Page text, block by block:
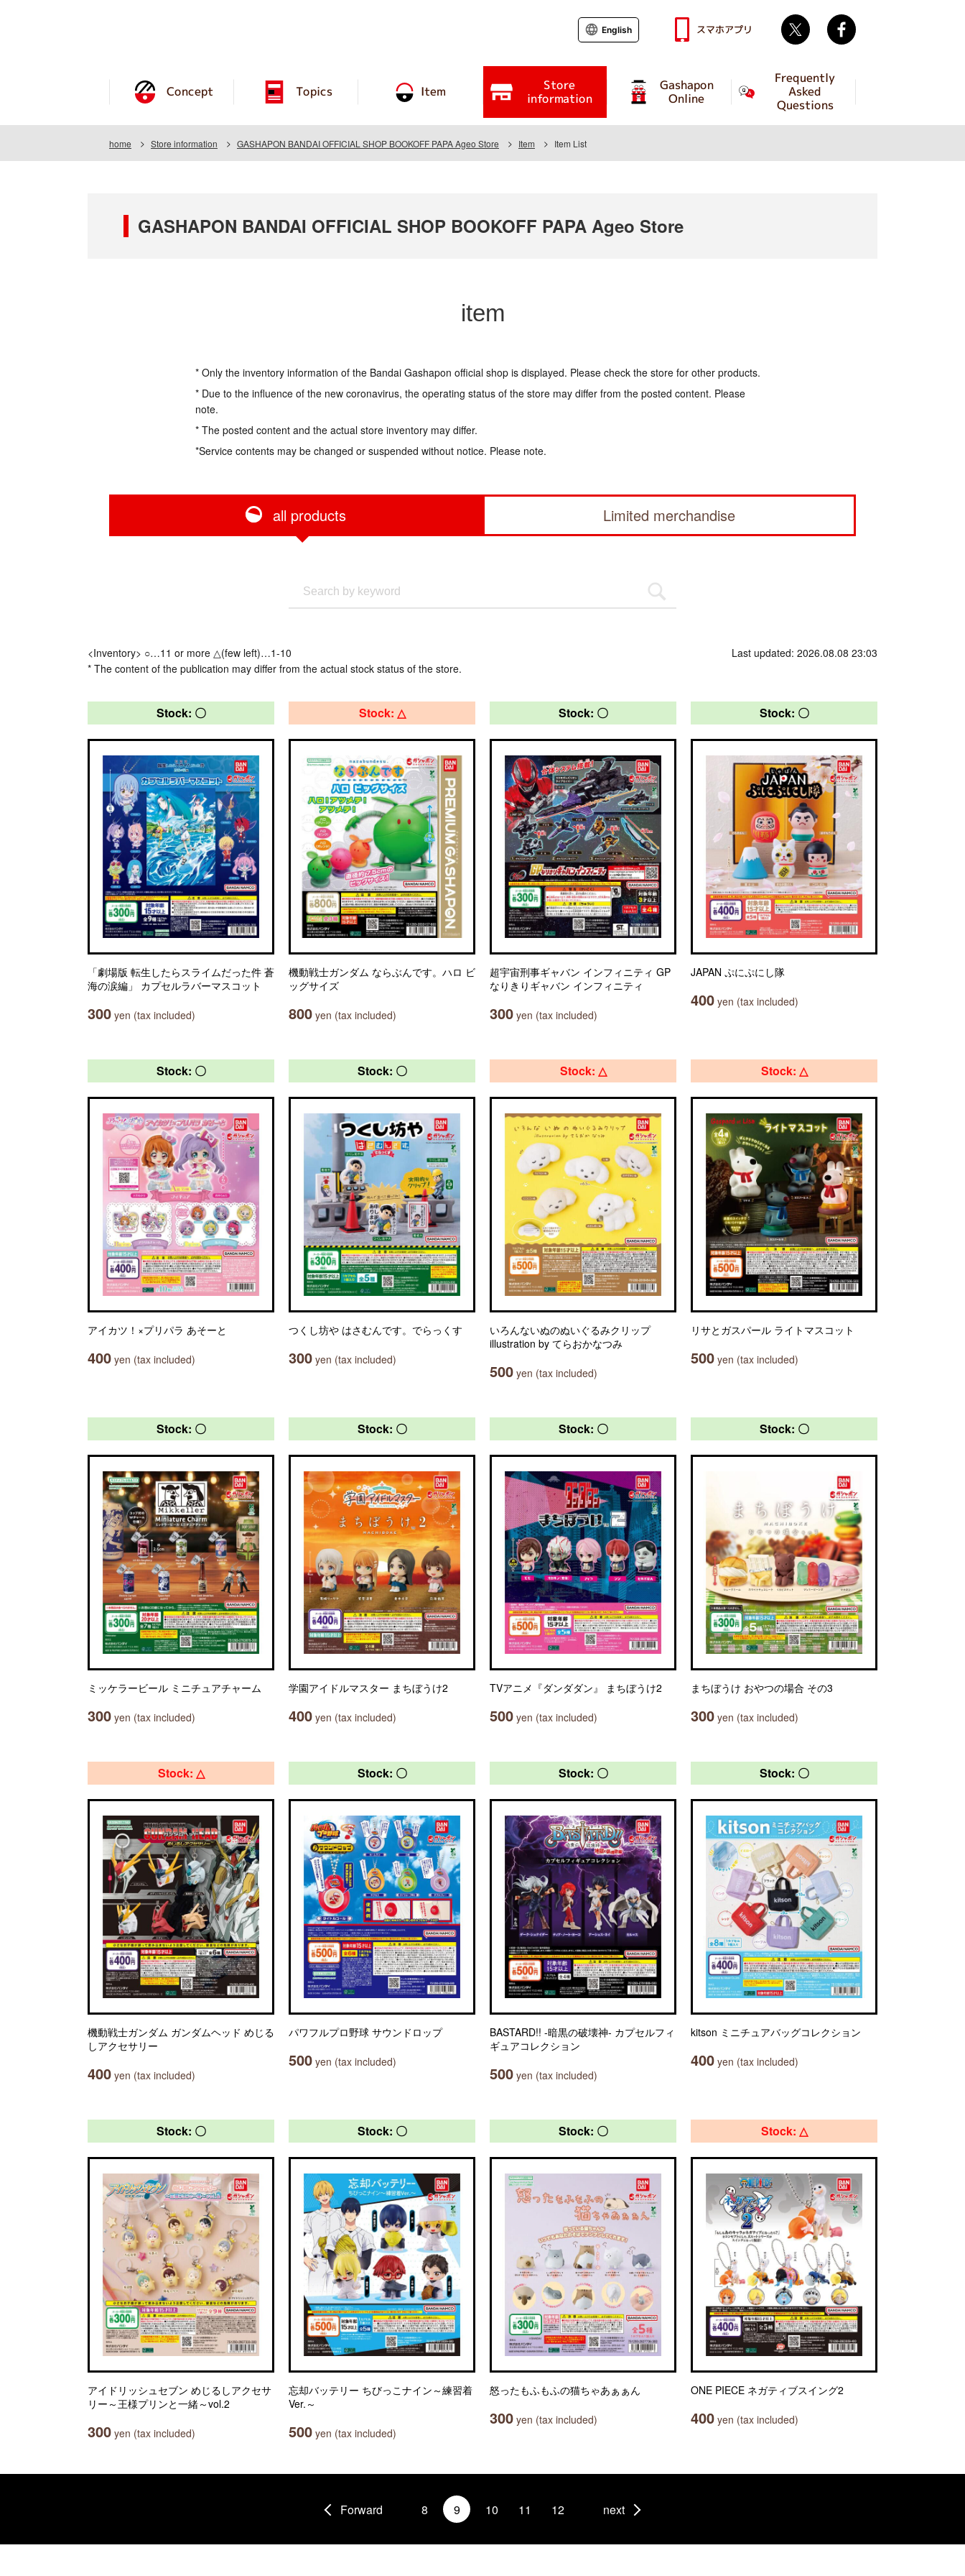
Concept Topics Item Store
information
Gashapon
Online
Frequently
Asked
Questions
English スマホアプリ Twitter
home Store information GASHAPON BANDAI OFFICIAL SHOP BOOKOFF PAPA Ageo Store Item Item List
GASHAPON BANDAI OFFICIAL SHOP BOOKOFF PAPA Ageo Store
item
* Only the inventory information of the Bandai Gashapon official shop is displayed. Please check the store for other products.
* Due to the influence of the new coronavirus, the operating status of the store may differ from the posted content. Please
note.
* The posted content and the actual store inventory may differ.
*Service contents may be changed or suspended without notice. Please note.
all products Limited merchandise
<Inventory> ○…11 or more △(few left)…1-10
* The content of the publication may differ from the actual stock status of the store.
Last updated: 2026.08.08 23:03
Stock: 〇
「劇場版 転生したらスライムだった件 蒼
海の涙編」 カプセルラバーマスコット
300 yen (tax included)
Stock: △
機動戦士ガンダム ならぶんです。ハロ ビ
ッグサイズ
800 yen (tax included)
Stock: 〇
超宇宙刑事ギャバン インフィニティ GP
なりきりギャバン インフィニティ
300 yen (tax included)
Stock: 〇
JAPAN ぷにぷにし隊
400 yen (tax included)
Stock: 〇
アイカツ！×プリパラ あそーと
400 yen (tax included)
Stock: 〇
つくし坊や はさむんです。でらっくす
300 yen (tax included)
Stock: △
いろんないぬのぬいぐるみクリップ
illustration by てらおかなつみ
500 yen (tax included)
Stock: △
リサとガスパール ライトマスコット
500 yen (tax included)
Stock: 〇
ミッケラービール ミニチュアチャーム
300 yen (tax included)
Stock: 〇
学園アイドルマスター まちぼうけ2
400 yen (tax included)
Stock: 〇
TVアニメ『ダンダダン』 まちぼうけ2
500 yen (tax included)
Stock: 〇
まちぼうけ おやつの場合 その3
300 yen (tax included)
Stock: △
機動戦士ガンダム ガンダムヘッド めじる
しアクセサリー
400 yen (tax included)
Stock: 〇
パワフルプロ野球 サウンドロップ
500 yen (tax included)
Stock: 〇
BASTARD!! -暗黒の破壊神- カプセルフィ
ギュアコレクション
500 yen (tax included)
Stock: 〇
kitson ミニチュアバッグコレクション
400 yen (tax included)
Stock: 〇
アイドリッシュセブン めじるしアクセサ
リー～王様プリンと一緒～vol.2
300 yen (tax included)
Stock: 〇
忘却バッテリー ちびっこナイン～練習着
Ver.～
500 yen (tax included)
Stock: 〇
怒ったもふもふの猫ちゃあぁぁん
300 yen (tax included)
Stock: △
ONE PIECE ネガティブスイング2
400 yen (tax included)
Forward 8 9 10 11 12 next